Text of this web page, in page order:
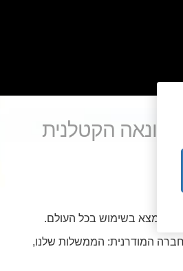
הקטלנית
הנמצא בשימוש בכל העולם.
של החברה המודרנית: הממשלות שלנו,